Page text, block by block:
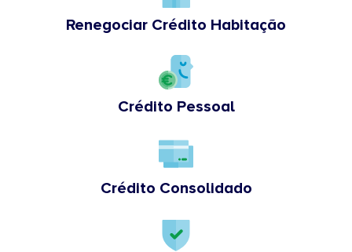
Renegociar Crédito Habitação
Crédito Pessoal
Crédito Consolidado